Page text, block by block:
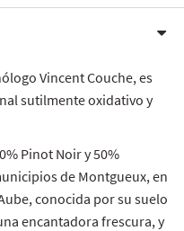
Vincent Couche, es
sutilmente oxidativo y
Pinot Noir y 50%
de Montgueux, en
conocida por su suelo
encantadora frescura, y